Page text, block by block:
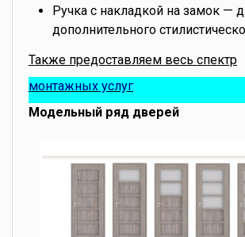
Ручка с накладкой на замок —
дополнительного
Также предоставляем весь спектр
монтажных услуг
Модельный ряд дверей